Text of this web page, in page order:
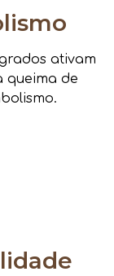
ativam
queima de